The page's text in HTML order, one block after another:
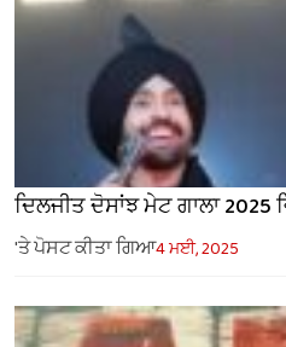
ਦਿਲਜੀਤ ਦੋਸਾਂਝ ਮੇਟ ਗਾਲਾ
'ਤੇ ਪੋਸਟ ਕੀਤਾ ਗਿਆ4 ਮਈ, 2025